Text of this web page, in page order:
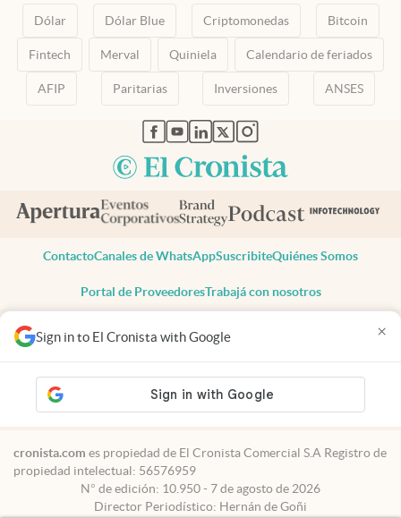
Sign in to El Cronista with Google ×
Dólar Dólar Blue Criptomonedas Bitcoin
Fintech Merval Quiniela Calendario de feriados
AFIP Paritarias Inversiones ANSES
abre en nueva pestaña
abre en nueva pestaña
abre en nueva pestaña
abre en nueva pestaña
abre en nueva pestaña
ContactoCanales de WhatsAppSuscribiteQuiénes Somos
Portal de ProveedoresTrabajá con nosotros
Todos los derechos reservados
Privacidad
Consentimiento
Tel:+54 11 7078-3270
cronista.com es propiedad de El Cronista Comercial S.A Registro de
propiedad intelectual: 56576959
N° de edición: 10.950 - 7 de agosto de 2026
Director Periodístico: Hernán de Goñi